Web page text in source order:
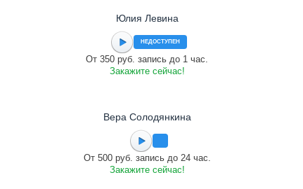
Юлия Левина
НЕДОСТУПЕН
От 350 руб. запись до 1 час.
Закажите сейчас!
Вера Солодянкина
От 500 руб. запись до 24 час.
Закажите сейчас!